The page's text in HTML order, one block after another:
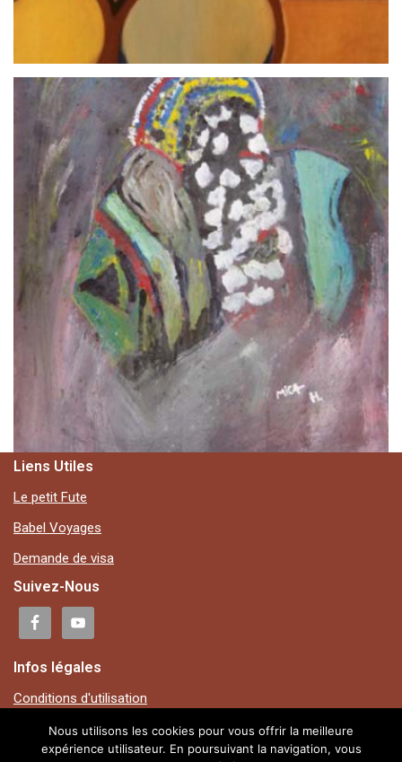
Liens Utiles
Le petit Fute
Babel Voyages
Demande de visa
Suivez-Nous
Infos légales
Conditions d'utilisation
Mentions légales
Nous utilisons les cookies pour vous offrir la meilleure
expérience utilisateur. En poursuivant la navigation, vous